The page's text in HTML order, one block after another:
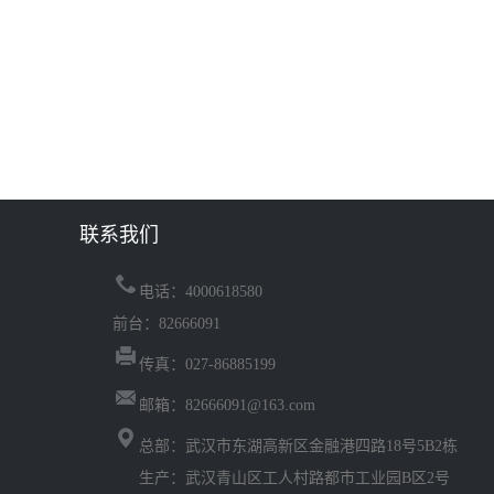
联系我们
电话：4000618580
前台：82666091
传真：027-86885199
邮箱：82666091@163.com
总部：武汉市东湖高新区金融港四路18号5B2栋
生产：武汉青山区工人村路都市工业园B区2号